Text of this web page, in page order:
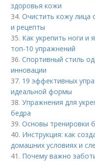
здоровья кожи
34.Очистить кожу лица
и рецепты
35. Как укрепить ноги и
топ-10 упражнений
36.Спортивный стиль
инновации
37. 19 эффективных
идеальной формы
38.Упражнения для
бедра
39.Основы тренировки
40. Инструкция: как
домашних условиях и
41. Почему важно